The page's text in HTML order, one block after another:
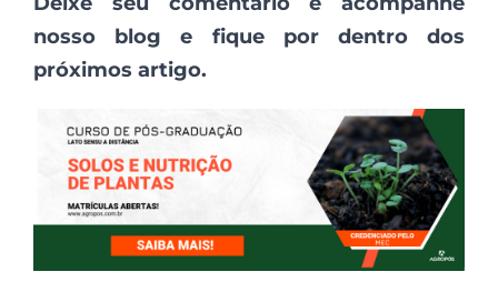
nosso blog e fique por dentro dos
próximos artigo.